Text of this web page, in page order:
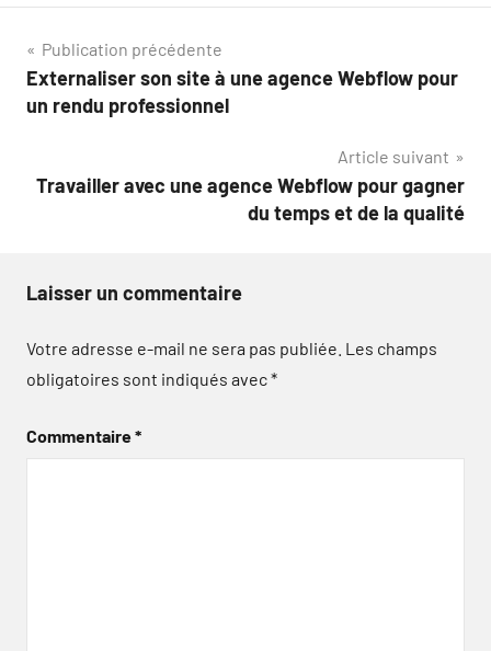
Navigation
de
Publication précédente
Externaliser son site à une agence Webflow pour
un rendu professionnel
Article suivant
Travailler avec une agence Webflow pour gagner
du temps et de la qualité
Laisser un commentaire
Votre adresse e-mail ne sera pas publiée. Les champs
obligatoires sont indiqués avec*
Commentaire*